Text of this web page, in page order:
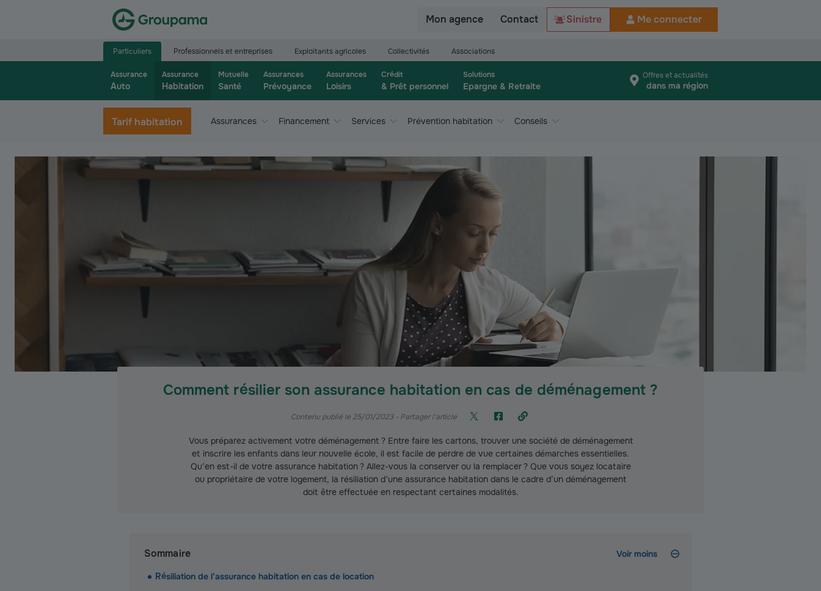
Mon agence Contact Sinistre Me connecter
Particuliers Professionnels et entreprises Exploitants agricoles Collectivités Associations
Assurance
Auto
Assurance
Habitation
Mutuelle
Santé
Assurances
Prévoyance
Assurances
Loisirs
Crédit
& Prêt personnel
Solutions
Epargne & Retraite
Offres et actualités
dans ma région
Tarif habitation Assurances Financement Services Prévention habitation Conseils
Comment résilier son assurance habitation en cas de déménagement ?
Contenu publié le 25/01/2023- Partager l'article
Vous préparez activement votre déménagement ? Entre faire les cartons, trouver une société de déménagement
et inscrire les enfants dans leur nouvelle école, il est facile de perdre de vue certaines démarches essentielles.
Qu’en est-il de votre assurance habitation ? Allez-vous la conserver ou la remplacer ? Que vous soyez locataire
ou propriétaire de votre logement, la résiliation d’une assurance habitation dans le cadre d’un déménagement
doit être effectuée en respectant certaines modalités.
Sommaire Voir moins
Résiliation de l’assurance habitation en cas de location